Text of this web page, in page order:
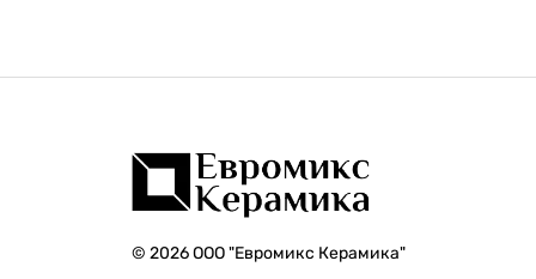
© 2026 ООО "Евромикс Керамика"